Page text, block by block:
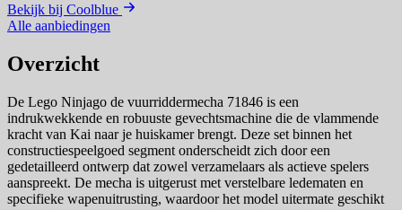
Bekijk bij Coolblue
Alle aanbiedingen
Overzicht
De Lego Ninjago de vuurriddermecha 71846 is een
indrukwekkende en robuuste gevechtsmachine die de vlammende
kracht van Kai naar je huiskamer brengt. Deze set binnen het
constructiespeelgoed segment onderscheidt zich door een
gedetailleerd ontwerp dat zowel verzamelaars als actieve spelers
aanspreekt. De mecha is uitgerust met verstelbare ledematen en
specifieke wapenuitrusting, waardoor het model uitermate geschikt